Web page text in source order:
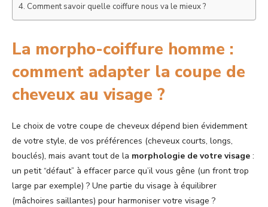
Comment savoir quelle coiffure nous va le mieux ?
La morpho-coiffure homme :
comment adapter la coupe de
cheveux au visage ?
Le choix de votre coupe de cheveux dépend bien évidemment
de votre style, de vos préférences (cheveux courts, longs,
bouclés), mais avant tout de la morphologie de votre visage :
un petit “défaut” à effacer parce qu’il vous gêne (un front trop
large par exemple) ? Une partie du visage à équilibrer
(mâchoires saillantes) pour harmoniser votre visage ?